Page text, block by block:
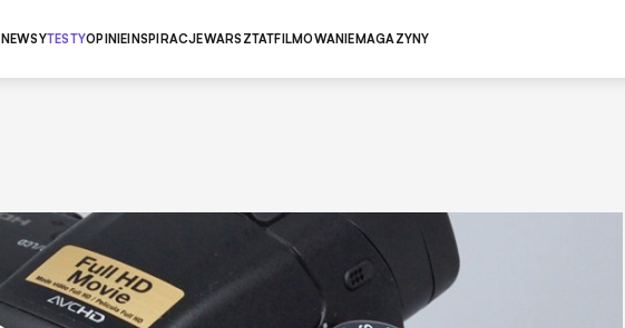
NEWSYTESTYOPINIEINSPIRACJEWARSZTATFILMOWANIEMAGAZYNY